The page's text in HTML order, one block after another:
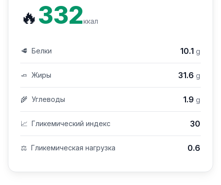
🔥332ккал
🥩 Белки 10.1 g
🧈 Жиры 31.6 g
🌾 Углеводы 1.9 g
📈 Гликемический индекс 30
⚖️ Гликемическая нагрузка 0.6